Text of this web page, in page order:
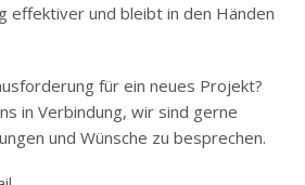
effektiver und bleibt in den Händen
für ein neues Projekt?
in Verbindung, wir sind gerne
und Wünsche zu besprechen.